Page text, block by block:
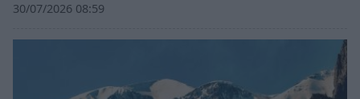
30/07/2026 08:59